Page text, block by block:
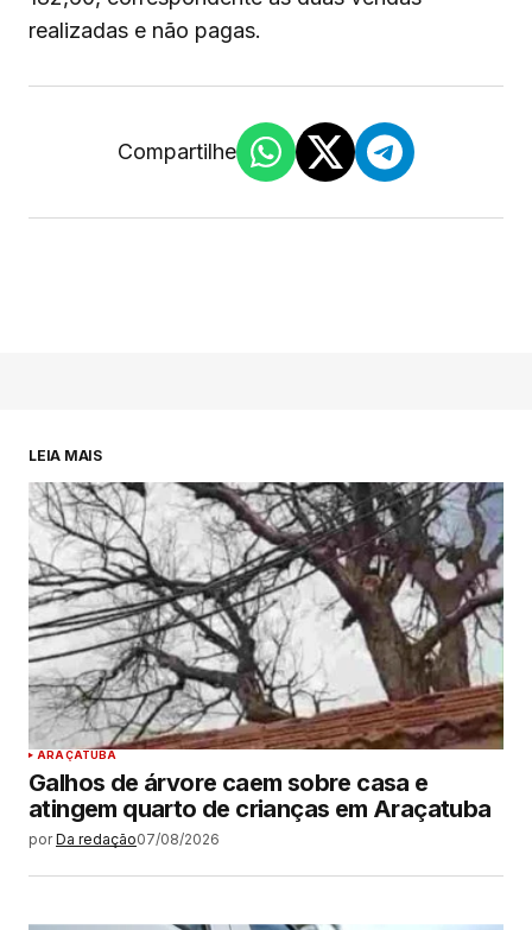
realizadas e não pagas.
Compartilhe
LEIA MAIS
ARAÇATUBA
Galhos de árvore caem sobre casa e
atingem quarto de crianças em Araçatuba
por Da redação07/08/2026